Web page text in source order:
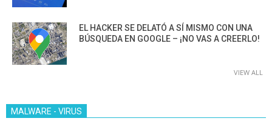
EL HACKER SE DELATÓ A SÍ MISMO CON UNA
BÚSQUEDA EN GOOGLE – ¡NO VAS A CREERLO!
VIEW ALL
MALWARE - VIRUS